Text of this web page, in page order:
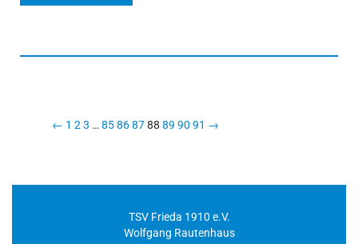
← 1 2 3 … 85868788 89 90 91 →
TSV Frieda 1910 e.V.
Wolfgang Rautenhaus